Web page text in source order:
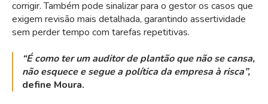
corrigir. Também pode sinalizar para o gestor os casos que
exigem revisão mais detalhada, garantindo assertividade
sem perder tempo com tarefas repetitivas.
“É como ter um auditor de plantão que não se cansa,
não esquece e segue a política da empresa à risca”,
define Moura.